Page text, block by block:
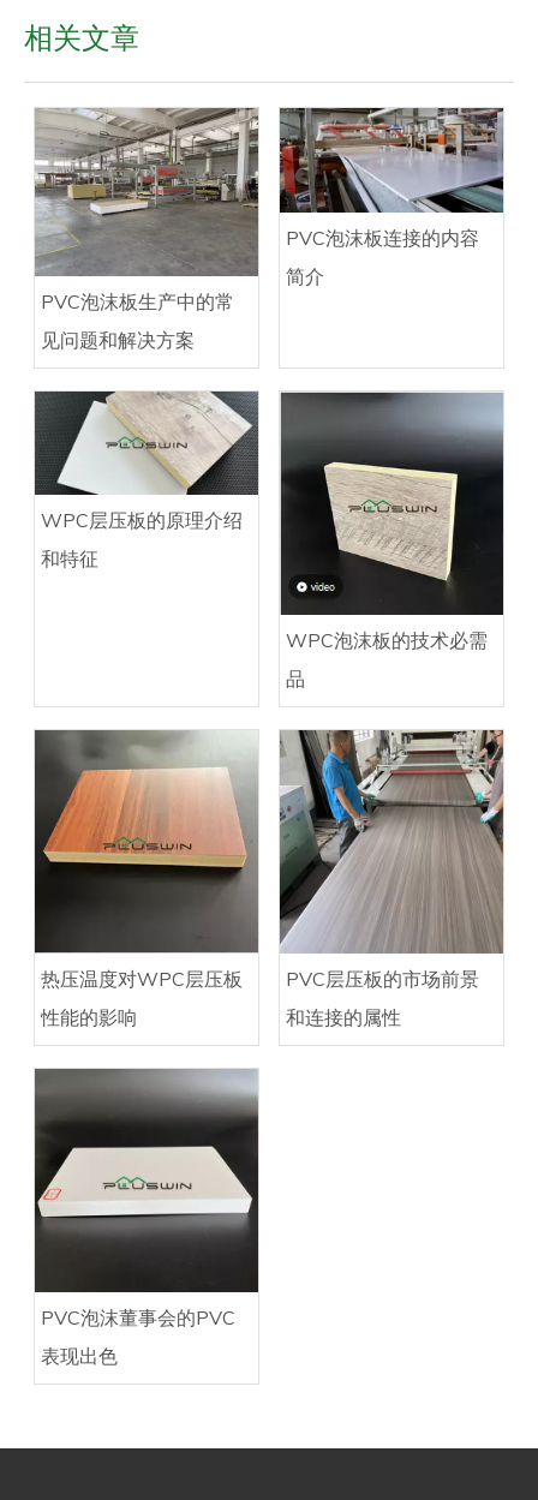
相关文章
PVC泡沫板生产中的常
见问题和解决方案
PVC泡沫板连接的内容
简介
WPC层压板的原理介绍
和特征
WPC泡沫板的技术必需
品
热压温度对WPC层压板
性能的影响
PVC层压板的市场前景
和连接的属性
PVC泡沫董事会的PVC
表现出色